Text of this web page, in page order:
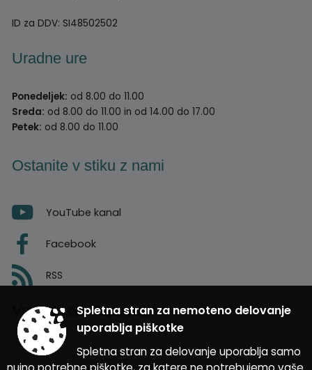
ID za DDV: SI48502502
Uradne ure
Ponedeljek: od 8.00 do 11.00
Sreda: od 8.00 do 11.00 in od 14.00 do 17.00
Petek: od 8.00 do 11.00
Ostanite v stiku z nami
YouTube kanal
Facebook
RSS
Vremenska napoved
Spletna stran za nemoteno delovanje
uporablja piškotke
Spletna stran za delovanje uporablja samo